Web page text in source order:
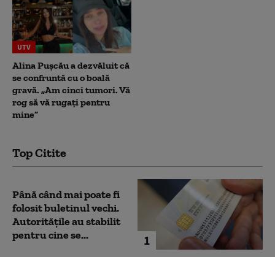
UTV
Alina Pușcău a dezvăluit că
se confruntă cu o boală
gravă. „Am cinci tumori. Vă
rog să vă rugați pentru
mine”
Top Citite
1
Până când mai poate fi
folosit buletinul vechi.
Autoritățile au stabilit
pentru cine se...